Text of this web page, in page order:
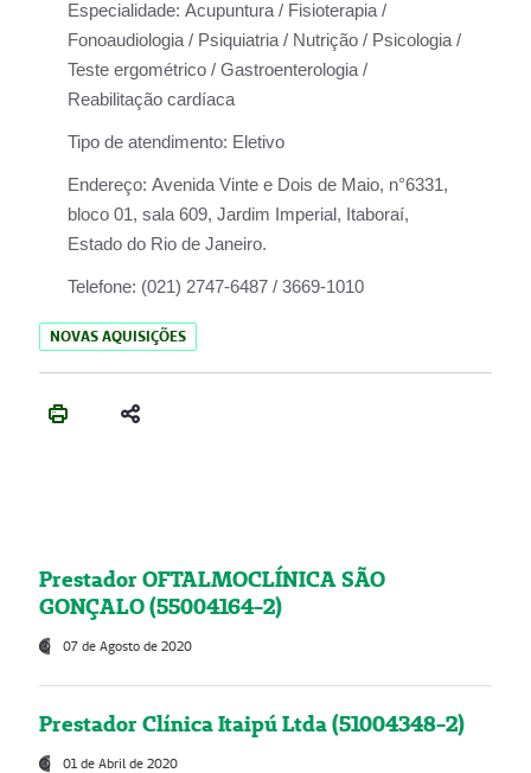
Especialidade: Acupuntura / Fisioterapia /
Fonoaudiologia / Psiquiatria / Nutrição / Psicologia /
Teste ergométrico / Gastroenterologia /
Reabilitação cardíaca
Tipo de atendimento: Eletivo
Endereço: Avenida Vinte e Dois de Maio, n°6331,
bloco 01, sala 609, Jardim Imperial, Itaboraí,
Estado do Rio de Janeiro.
Telefone: (021) 2747-6487 / 3669-1010
NOVAS AQUISIÇÕES
Prestador OFTALMOCLÍNICA SÃO
GONÇALO (55004164-2)
07 de Agosto de 2020
Prestador Clínica Itaipú Ltda (51004348-2)
01 de Abril de 2020